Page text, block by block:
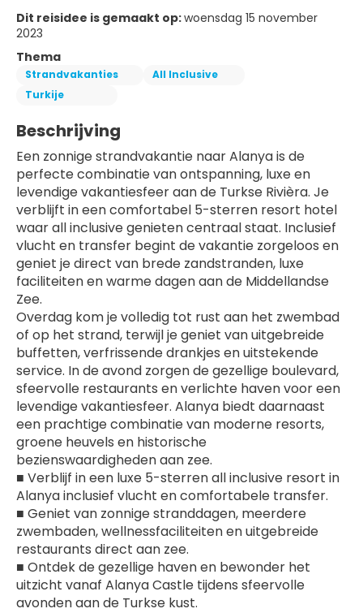
Dit reisidee is gemaakt op:woensdag 15 november
2023
Thema
Strandvakanties
All Inclusive
Turkije
Beschrijving
Een zonnige strandvakantie naar Alanya is de
perfecte combinatie van ontspanning, luxe en
levendige vakantiesfeer aan de Turkse Rivièra. Je
verblijft in een comfortabel 5-sterren resort hotel
waar all inclusive genieten centraal staat. Inclusief
vlucht en transfer begint de vakantie zorgeloos en
geniet je direct van brede zandstranden, luxe
faciliteiten en warme dagen aan de Middellandse
Zee.
Overdag kom je volledig tot rust aan het zwembad
of op het strand, terwijl je geniet van uitgebreide
buffetten, verfrissende drankjes en uitstekende
service. In de avond zorgen de gezellige boulevard,
sfeervolle restaurants en verlichte haven voor een
levendige vakantiesfeer. Alanya biedt daarnaast
een prachtige combinatie van moderne resorts,
groene heuvels en historische
bezienswaardigheden aan zee.
■ Verblijf in een luxe 5-sterren all inclusive resort in
Alanya inclusief vlucht en comfortabele transfer.
■ Geniet van zonnige stranddagen, meerdere
zwembaden, wellnessfaciliteiten en uitgebreide
restaurants direct aan zee.
■ Ontdek de gezellige haven en bewonder het
uitzicht vanaf Alanya Castle tijdens sfeervolle
avonden aan de Turkse kust.